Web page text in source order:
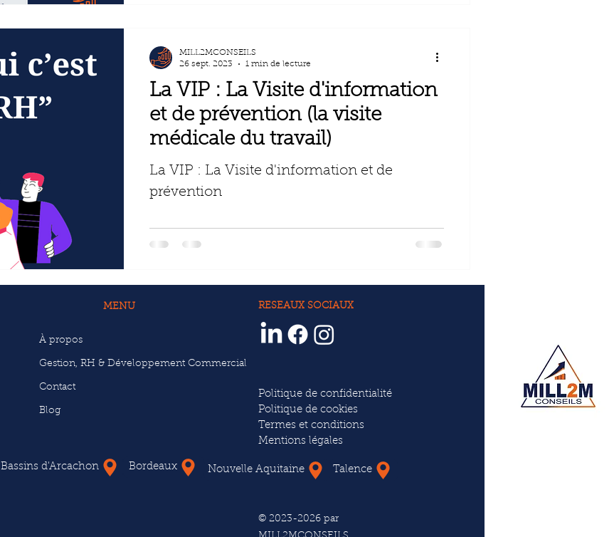
La VIP : La Visite d'information
et de prévention (la visite
médicale du travail)
La VIP : La Visite d'information et de
prévention
MILL2MCONSEILS
26 sept. 2023
1 min de lecture
MENU
À propos
Gestion, RH & Développement Commercial
Contact
Blog
Bassins d'Arcachon Bordeaux
RESEAUX SOCIAUX
Politique de confidentialité
Politique de cookies
Termes et conditions
Mentions légales
Nouvelle Aquitaine Talence
© 2023-2026 par